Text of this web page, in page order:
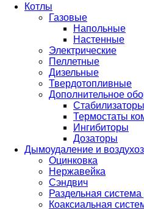
Котлы
Газовые
Напольные
Настенные
Электрические
Пеллетные
Дизельные
Твердотопливные
Дополнительное
Термостаты
Ингибиторы
Дозаторы
Дымоудаление и
Оцинковка
Нержавейка
Сэндвич
Раздельная
Коаксиальная